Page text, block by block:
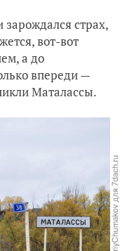
зарождался страх,
вот-вот
а до
впереди —
Маталассы.